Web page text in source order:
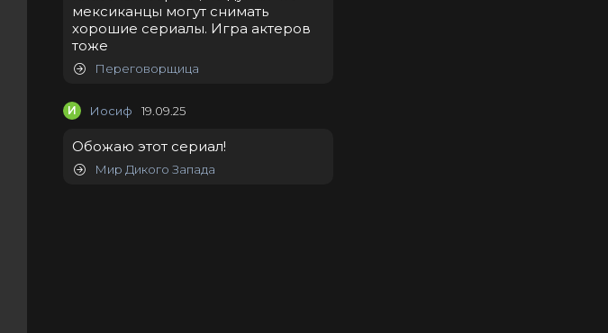
мексиканцы могут снимать
хорошие сериалы. Игра актеров
тоже
Переговорщица
И Иосиф 19.09.25
Обожаю этот сериал!
Мир Дикого Запада